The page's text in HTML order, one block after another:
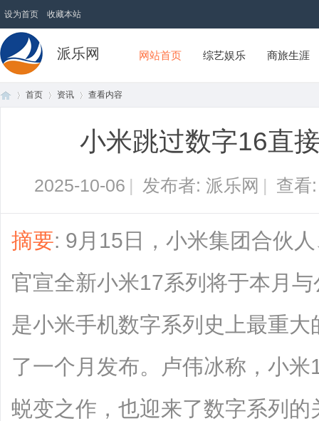
设为首页 收藏本站
派乐网 网站首页 综艺娱乐 商旅生涯
首页 资讯 查看内容
小米跳过数字16直
2025-10-06 | 发布者: 派乐网 | 查
摘要: 9月15日，小米集团合伙
官宣全新小米17系列将于本月
是小米手机数字系列史上最重
了一个月发布。卢伟冰称，小
蜕变之作，也迎来了数字系列